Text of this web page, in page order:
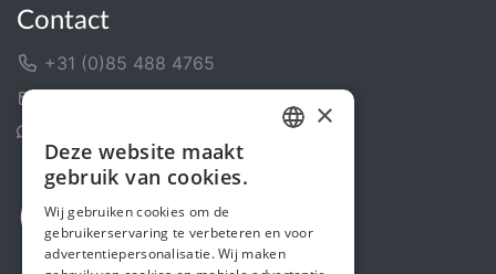
Contact
+31 (0)85 488 4765
ENGLISH
×
Deze website maakt
gebruik van cookies.
Wij gebruiken cookies om de
gebruikerservaring te verbeteren en voor
advertentiepersonalisatie. Wij maken